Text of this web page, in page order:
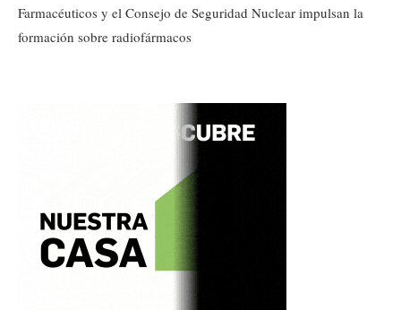
Farmacéuticos y el Consejo de Seguridad Nuclear impulsan la
formación sobre radiofármacos